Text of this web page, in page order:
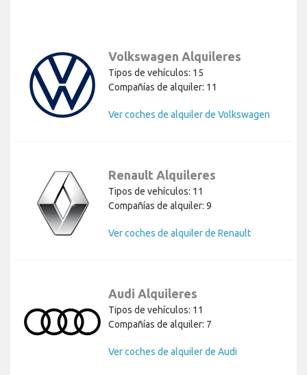
Volkswagen Alquileres
Tipos de vehículos: 15
Compañías de alquiler: 11
Ver coches de alquiler de Volkswagen
Renault Alquileres
Tipos de vehículos: 11
Compañías de alquiler: 9
Ver coches de alquiler de Renault
Audi Alquileres
Tipos de vehículos: 11
Compañías de alquiler: 7
Ver coches de alquiler de Audi